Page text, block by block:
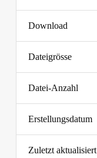
Download
Dateigrösse
Datei-Anzahl
Erstellungsdatum
Zuletzt aktualisiert